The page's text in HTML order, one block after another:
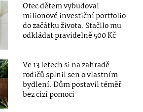
Otec dětem vybudoval
milionové investiční portfolio
do začátku života. Stačilo mu
odkládat pravidelně 500 Kč
Ve 13 letech si na zahradě
rodičů splnil sen o vlastním
bydlení. Dům postavil téměř
bez cizí pomoci